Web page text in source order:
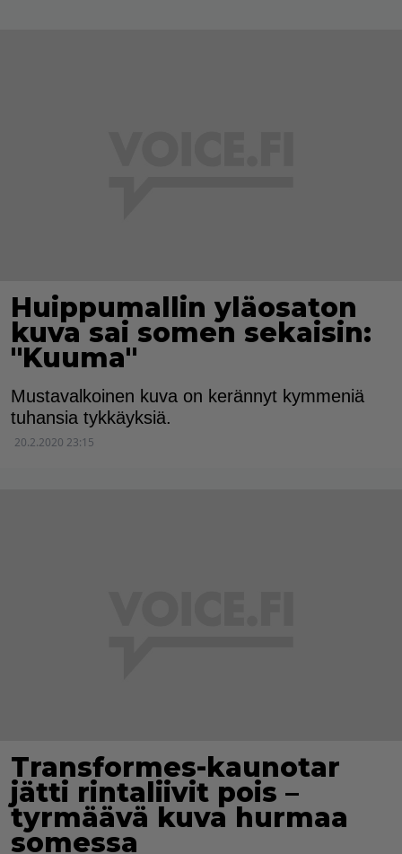
Huippumallin yläosaton
kuva sai somen sekaisin:
"Kuuma"
Mustavalkoinen kuva on kerännyt kymmeniä
tuhansia tykkäyksiä.
20.2.2020 23:15
Transformes-kaunotar
jätti rintaliivit pois –
tyrmäävä kuva hurmaa
somessa